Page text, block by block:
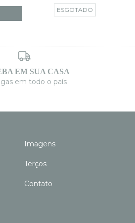
ESGOTADO
EM SUA CASA
em todo o país
Imagens
Terços
Contato